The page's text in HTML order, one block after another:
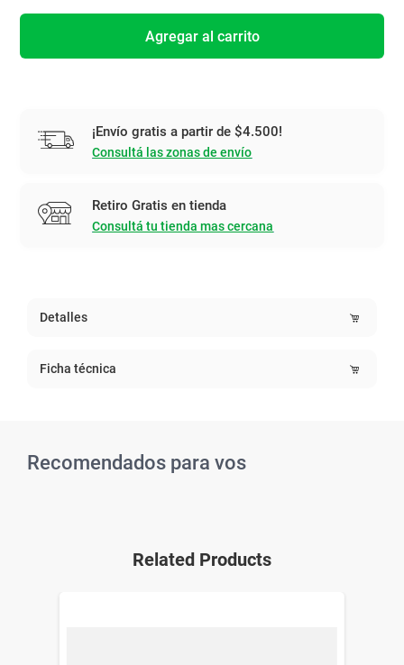
Agregar al carrito
¡Envío gratis a partir de $4.500!
Consultá las zonas de envío
Retiro Gratis en tienda
Consultá tu tienda mas cercana
Detalles
Ficha técnica
Recomendados para vos
Related Products